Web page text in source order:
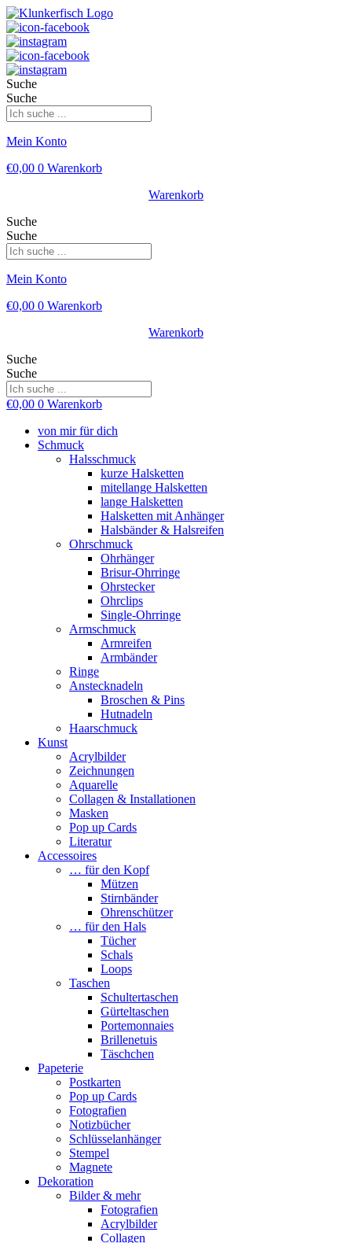
Suche
Suche
Mein Konto
€0,00 0 Warenkorb
Warenkorb
Suche
Suche
Mein Konto
€0,00 0 Warenkorb
Warenkorb
Suche
Suche
€0,00 0 Warenkorb
von mir für dich
Schmuck
Halsschmuck
kurze Halsketten
mitellange Halsketten
lange Halsketten
Halsketten mit Anhänger
Halsbänder & Halsreifen
Ohrschmuck
Ohrhänger
Brisur-Ohrringe
Ohrstecker
Ohrclips
Single-Ohrringe
Armschmuck
Armreifen
Armbänder
Ringe
Anstecknadeln
Broschen & Pins
Hutnadeln
Haarschmuck
Kunst
Acrylbilder
Zeichnungen
Aquarelle
Collagen & Installationen
Masken
Pop up Cards
Literatur
Accessoires
… für den Kopf
Mützen
Stirnbänder
Ohrenschützer
… für den Hals
Tücher
Schals
Loops
Taschen
Schultertaschen
Gürteltaschen
Portemonnaies
Brillenetuis
Täschchen
Papeterie
Postkarten
Pop up Cards
Fotografien
Notizbücher
Schlüsselanhänger
Stempel
Magnete
Dekoration
Bilder & mehr
Fotografien
Acrylbilder
Collagen